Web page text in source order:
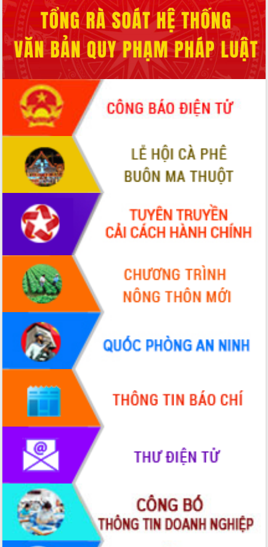
Lắk
Khơi thông điểm nghẽn, đẩy nhanh
giải ngân vốn khắc phục thiên tai
HĐND tỉnh thông qua điều chỉnh Quy
hoạch tỉnh thời kỳ 2021-2030
Hội thảo góp ý hồ sơ điều chỉnh quy
hoạch tỉnh Đắk Lắk thời kỳ 2021-2030,
tầm nhìn đến năm 2050
Nâng cao hiệu quả hoạt động của các
doanh nghiệp nhà nước
Hội nghị triển khai kết nối mạng
truyền số liệu chuyên dùng phục vụ cơ
quan Đảng, Nhà nước
Lễ phát động chuỗi hoạt động chung
Xã Ea Kar bước chuyển mình trong
công tác cải cách hành chính mô hình
UBND tỉnh họp báo định kỳ tháng 4
năm 2026
Hội thảo khoa học “Giải pháp thúc đẩy
phát triển nền kinh tế xanh tại tỉnh
Đắk Lắk”
Tăng cường giám sát, đôn đốc thực
hiện nhiệm vụ quản lý tài sản công
hàng tuần
Tháo gỡ những vướng mắc, đẩy mạnh
công tác cải cách thủ tục hành chính
tại Trung tâm Phục vụ hành chính
công tỉnh
Đắk Lắk: Tôn vinh 46 giải pháp tại Hội
thi Sáng tạo Kỹ thuật 2024 - 2025
Đắk Lắk rà soát, điều chỉnh Đề án 190
về phát triển nuôi trồng thủy sản
Phó Chủ tịch UBND tỉnh Đắk Lắk
Trương Công Thái kiểm tra thực địa
Dự án cao tốc Khánh Hòa - Buôn Ma
Thuột
Định vị cà phê Việt Nam như một “di
sản sống” trong dòng chảy toàn cầu
Xây dựng nông thôn mới: Nâng cao đời